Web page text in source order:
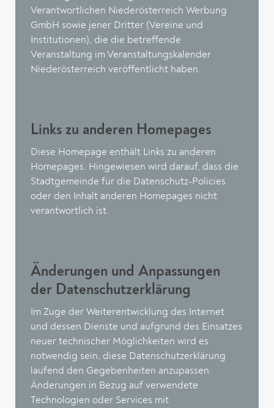
Verantwortlichen Niederösterreich Werbung
GmbH sowie jener Dritter (Vereine und
Institutionen), die die betreffende
Veranstaltung im Veranstaltungskalender
Niederösterreich veröffentlicht haben.
Links zu anderen Homepages
Diese Homepage enthält Links zu anderen
Homepages. Hingewiesen wird darauf, dass die
Stadtgemeinde für die Datenschutz-Policies
oder den Inhalt anderen Homepages nicht
verantwortlich ist.
Änderungen und Anpassungen
der Datenschutzerklärung
Im Zuge der Weiterentwicklung des Internet
und dessen Dienste und aufgrund des Einsatzes
neuer technischer Möglichkeiten wird es
notwendig sein, diese Datenschutzerklärung
laufend den Gegebenheiten anzupassen.
Änderungen in Bezug auf verwendete
Technologien oder Services mit